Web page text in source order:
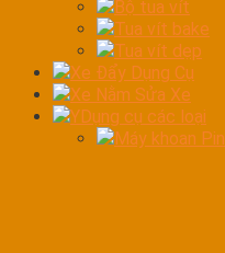
Bộ tua vít
Tua vít bake
Tua vít dẹp
Xe Đẩy Dụng Cụ
Xe Nằm Sửa Xe
YDụng cụ các loại
Máy khoan Pin